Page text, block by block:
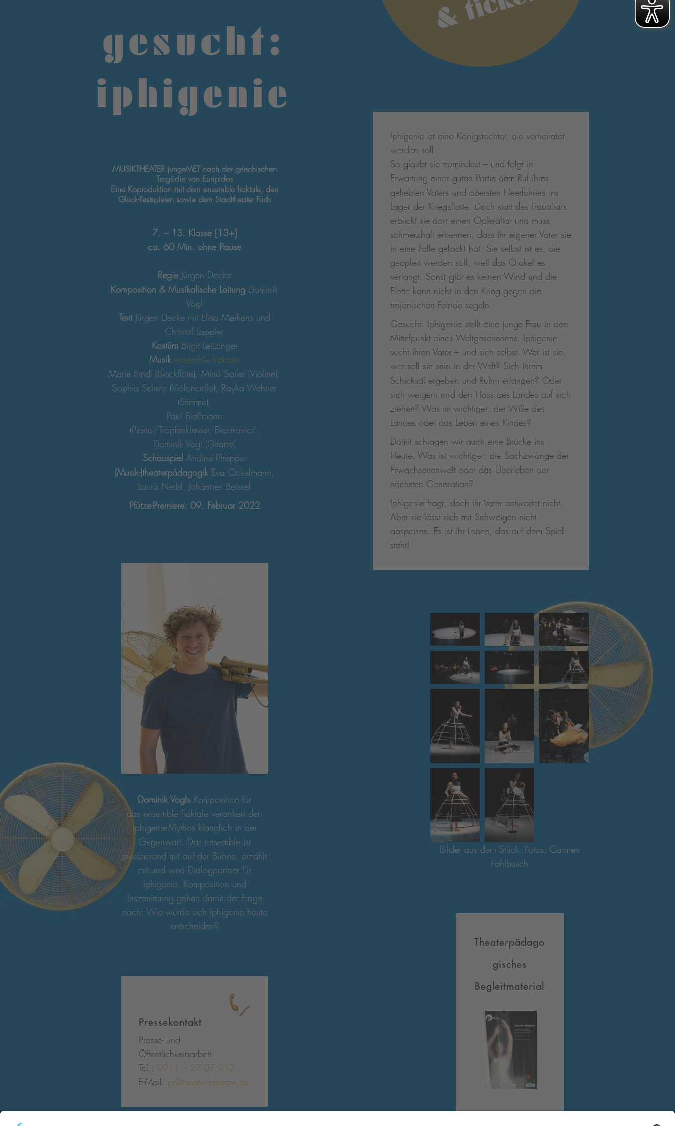
gesucht:
iphigenie
Iphigenie ist eine Königstochter, die verheiratet
werden soll.
So glaubt sie zumindest – und folgt in
Erwartung einer guten Partie dem Ruf ihres
geliebten Vaters und obersten Heerführers ins
Lager der Kriegsflotte. Doch statt des Traualtars
erblickt sie dort einen Opferaltar und muss
schmerzhaft erkennen, dass ihr eigener Vater sie
in eine Falle gelockt hat: Sie selbst ist es, die
geopfert werden soll, weil das Orakel es
verlangt. Sonst gibt es keinen Wind und die
Flotte kann nicht in den Krieg gegen die
trojanischen Feinde segeln.
Gesucht: Iphigenie stellt eine junge Frau in den
Mittelpunkt eines Weltgeschehens. Iphigenie
sucht ihren Vater – und sich selbst. Wer ist sie,
wer soll sie sein in der Welt? Sich ihrem
Schicksal ergeben und Ruhm erlangen? Oder
sich weigern und den Hass des Landes auf sich
ziehen? Was ist wichtiger: der Wille des
Landes oder das Leben eines Kindes?
Damit schlagen wir auch eine Brücke ins
Heute. Was ist wichtiger: die Sachzwänge der
Erwachsenenwelt oder das Überleben der
nächsten Generation?
Iphigenie fragt, doch ihr Vater antwortet nicht.
Aber sie lässt sich mit Schweigen nicht
abspeisen. Es ist ihr Leben, das auf dem Spiel
steht!
MUSIKTHEATER jungeMET nach der griechischen
Tragödie von Euripides
Eine Koproduktion mit dem ensemble fraktale, den
Gluck-Festspielen sowie dem Stadttheater Fürth
7. – 13. Klasse [13+]
ca. 60 Min. ohne Pause
Regie Jürgen Decke
Komposition & Musikalische Leitung Dominik
Vogl
TextJürgen Decke mit Elisa Merkens und
Christof Lappler
KostümBirgit Leitzinger
Musik ensemble fraktale
Marie Erndl (Blockflöte), Miria Sailer (Violine),
Sophia Schulz (Violoncello), Rayka Wehner
(Stimme),
Paul Bießmann
(Piano/Tropfenklavier, Electronics),
Dominik Vogl (Gitarre)
Schauspiel Andine Pfrepper
(Musik-)theaterpädagogikEva Ockelmann,
Laura Nerbl, Johannes Beissel
Pfütze-Premiere: 09. Februar 2022
Dominik Vogls Komposition für
das ensemble fraktale verankert den
Iphigenie-Mythos klanglich in der
Gegenwart. Das Ensemble ist
musizierend mit auf der Bühne, erzählt
mit und wird Dialogpartner für
Iphigenie. Komposition und
Inszenierung gehen damit der Frage
nach: Wie würde sich Iphigenie heute
entscheiden?
Bilder aus dem Stück; Fotos: Carmen
Fahlbusch
Theaterpädago
gisches
Begleitmaterial
Pressekontakt
Presse- und
Öffentlichkeitsarbeit
Tel.: 0911 – 27 07 912
E-Mail: pr@theater-pfuetze.de